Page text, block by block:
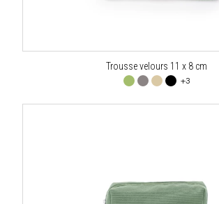
Trousse velours 11 x 8 cm
+3